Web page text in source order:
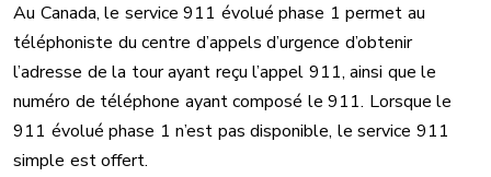
Au Canada, le service 911 évolué phase 1 permet au
téléphoniste du centre d’appels d’urgence d’obtenir
l’adresse de la tour ayant reçu l’appel 911, ainsi que le
numéro de téléphone ayant composé le 911. Lorsque le
911 évolué phase 1 n’est pas disponible, le service 911
simple est offert.